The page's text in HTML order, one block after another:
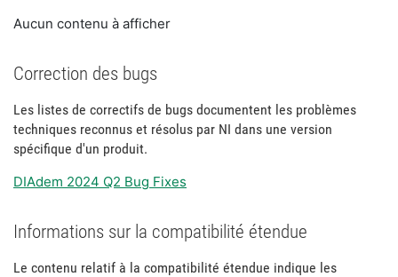
Aucun contenu à afficher
Correction des bugs
Les listes de correctifs de bugs documentent les problèmes
techniques reconnus et résolus par NI dans une version
spécifique d'un produit.
DIAdem 2024 Q2 Bug Fixes
Informations sur la compatibilité étendue
Le contenu relatif à la compatibilité étendue indique les